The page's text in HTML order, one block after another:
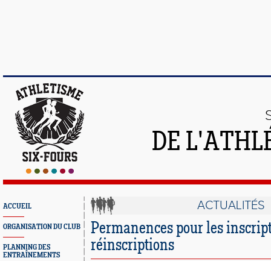
DE
ACCUEIL
ORGANISATION DU CLUB
PLANNING DES
ENTRAÎNEMENTS
ACTUALITÉS
Permanences pour les
réinscriptions